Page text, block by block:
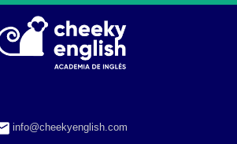
info@cheekyenglish.com